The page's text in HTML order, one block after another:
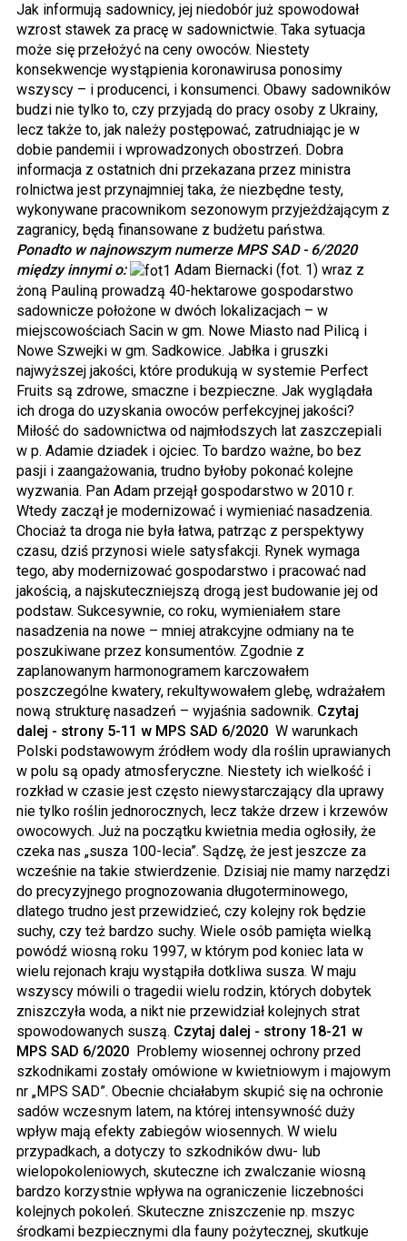
Jak informują sadownicy, jej niedobór już spowodował
wzrost stawek za pracę w sadownictwie. Taka sytuacja
może się przełożyć na ceny owoców. Niestety
konsekwencje wystąpienia koronawirusa ponosimy
wszyscy – i producenci, i konsumenci. Obawy sadowników
budzi nie tylko to, czy przyjadą do pracy osoby z Ukrainy,
lecz także to, jak należy postępować, zatrudniając je w
dobie pandemii i wprowadzonych obostrzeń. Dobra
informacja z ostatnich dni przekazana przez ministra
rolnictwa jest przynajmniej taka, że niezbędne testy,
wykonywane pracownikom sezonowym przyjeżdżającym z
zagranicy, będą finansowane z budżetu państwa.
Ponadto w najnowszym numerze MPS SAD - 6/2020
między innymi o:
Adam Biernacki (fot. 1) wraz z
żoną Pauliną prowadzą 40-hektarowe gospodarstwo
sadownicze położone w dwóch lokalizacjach – w
miejscowościach Sacin w gm. Nowe Miasto nad Pilicą i
Nowe Szwejki w gm. Sadkowice. Jabłka i gruszki
najwyższej jakości, które produkują w systemie Perfect
Fruits są zdrowe, smaczne i bezpieczne. Jak wyglądała
ich droga do uzyskania owoców perfekcyjnej jakości?
Miłość do sadownictwa od najmłodszych lat zaszczepiali
w p. Adamie dziadek i ojciec. To bardzo ważne, bo bez
pasji i zaangażowania, trudno byłoby pokonać kolejne
wyzwania. Pan Adam przejął gospodarstwo w 2010 r.
Wtedy zaczął je modernizować i wymieniać nasadzenia.
Chociaż ta droga nie była łatwa, patrząc z perspektywy
czasu, dziś przynosi wiele satysfakcji. Rynek wymaga
tego, aby modernizować gospodarstwo i pracować nad
jakością, a najskuteczniejszą drogą jest budowanie jej od
podstaw. Sukcesywnie, co roku, wymieniałem stare
nasadzenia na nowe – mniej atrakcyjne odmiany na te
poszukiwane przez konsumentów. Zgodnie z
zaplanowanym harmonogramem karczowałem
poszczególne kwatery, rekultywowałem glebę, wdrażałem
nową strukturę nasadzeń – wyjaśnia sadownik. Czytaj
dalej - strony 5-11 w MPS SAD 6/2020 W warunkach
Polski podstawowym źródłem wody dla roślin uprawianych
w polu są opady atmosferyczne. Niestety ich wielkość i
rozkład w czasie jest często niewystarczający dla uprawy
nie tylko roślin jednorocznych, lecz także drzew i krzewów
owocowych. Już na początku kwietnia media ogłosiły, że
czeka nas „susza 100-lecia”. Sądzę, że jest jeszcze za
wcześnie na takie stwierdzenie. Dzisiaj nie mamy narzędzi
do precyzyjnego prognozowania długoterminowego,
dlatego trudno jest przewidzieć, czy kolejny rok będzie
suchy, czy też bardzo suchy. Wiele osób pamięta wielką
powódź wiosną roku 1997, w którym pod koniec lata w
wielu rejonach kraju wystąpiła dotkliwa susza. W maju
wszyscy mówili o tragedii wielu rodzin, których dobytek
zniszczyła woda, a nikt nie przewidział kolejnych strat
spowodowanych suszą. Czytaj dalej - strony 18-21 w
MPS SAD 6/2020 Problemy wiosennej ochrony przed
szkodnikami zostały omówione w kwietniowym i majowym
nr „MPS SAD”. Obecnie chciałabym skupić się na ochronie
sadów wczesnym latem, na której intensywność duży
wpływ mają efekty zabiegów wiosennych. W wielu
przypadkach, a dotyczy to szkodników dwu- lub
wielopokoleniowych, skuteczne ich zwalczanie wiosną
bardzo korzystnie wpływa na ograniczenie liczebności
kolejnych pokoleń. Skuteczne zniszczenie np. mszyc
środkami bezpiecznymi dla fauny pożytecznej, skutkuje